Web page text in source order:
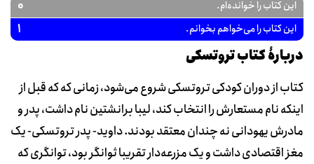
این کتاب را خوانده‌ام. 0
این کتاب را می‌خواهم بخوانم. 1
دربارۀ کتاب تروتسکی
کتاب از دوران کودکی تروتسکی شروع می‌شود، زمانی که که قبل از
اینکه نام مستعارش را انتخاب کند، لیبا برانشتین نام داشت، پدر و
مادرش یهودانی نه چندان معتقد بودند. داوید- پدر تروتسکی- یک
مغز اقتصادی داشت و یک مزرعه‌دار تقریبا ثوانگر بود، توانگری که